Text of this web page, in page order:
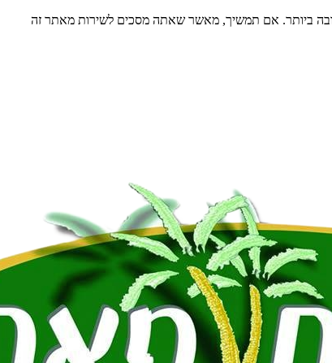
ביותר. אם תמשיך, מאשר שאתה מסכים לשירות מאתר זה